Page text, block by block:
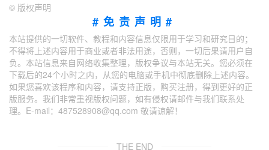
© 版权声明
#免责声明#
本站提供的一切软件、教程和内容信息仅限用于学习和研究目的；
不得将上述内容用于商业或者非法用途，否则，一切后果请用户自
负。本站信息来自网络收集整理，版权争议与本站无关。您必须在
下载后的24个小时之内，从您的电脑或手机中彻底删除上述内容。
如果您喜欢该程序和内容，请支持正版，购买注册，得到更好的正
版服务。我们非常重视版权问题，如有侵权请邮件与我们联系处
理。E-mail：487528908@qq.com 敬请谅解！
THE END